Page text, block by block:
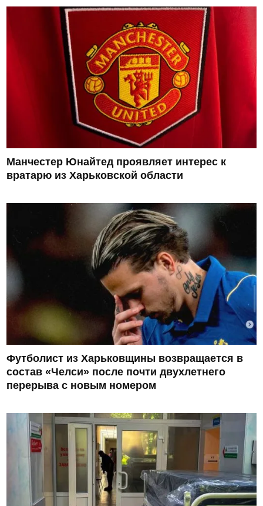
Манчестер Юнайтед проявляет интерес к
вратарю из Харьковской области
Футболист из Харьковщины возвращается в
состав «Челси» после почти двухлетнего
перерыва с новым номером